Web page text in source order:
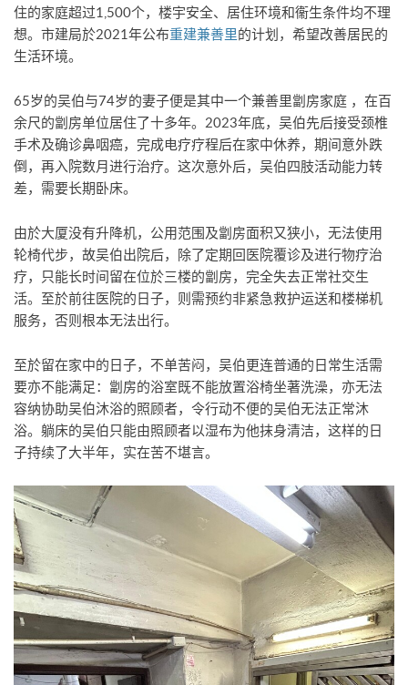
住的家庭超过1,500个，楼宇安全、居住环境和衞生条件均不理
想。市建局於2021年公布重建兼善里的计划，希望改善居民的
生活环境。
65岁的吴伯与74岁的妻子便是其中一个兼善里劏房家庭 ，在百
余尺的劏房单位居住了十多年。2023年底，吴伯先后接受颈椎
手术及确诊鼻咽癌，完成电疗疗程后在家中休养，期间意外跌
倒，再入院数月进行治疗。这次意外后，吴伯四肢活动能力转
差，需要长期卧床。
由於大厦没有升降机，公用范围及劏房面积又狭小，无法使用
轮椅代步，故吴伯出院后，除了定期回医院覆诊及进行物疗治
疗，只能长时间留在位於三楼的劏房，完全失去正常社交生
活。至於前往医院的日子，则需预约非紧急救护运送和楼梯机
服务，否则根本无法出行。
至於留在家中的日子，不单苦闷，吴伯更连普通的日常生活需
要亦不能满足：劏房的浴室既不能放置浴椅坐著洗澡，亦无法
容纳协助吴伯沐浴的照顾者，令行动不便的吴伯无法正常沐
浴。躺床的吴伯只能由照顾者以湿布为他抹身清洁，这样的日
子持续了大半年，实在苦不堪言。